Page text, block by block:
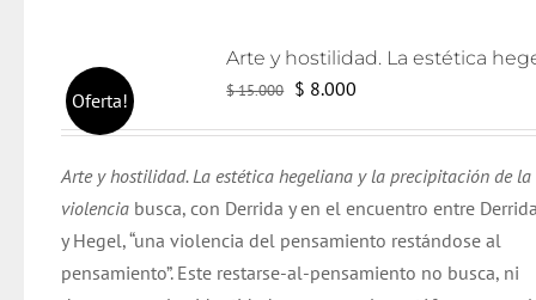
Oferta! $15.000 El
era:
$ 15.000.
$ 8.000
es:
$ 8.000.
Arte y hostilidad. La estética hegeliana y la precipitación de la
violencia busca, con Derrida y en el encuentro entre
y Hegel, “una violencia del pensamiento restándose al
pensamiento”. Este restarse-al-pensamiento no busca, ni